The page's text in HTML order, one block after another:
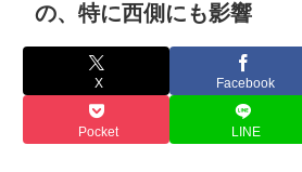
の、特に西側にも影響
X Facebook
Pocket LINE